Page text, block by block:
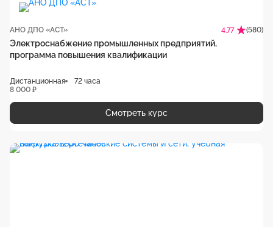
АНО ДПО «АСТ» 4.77 (580)
Электроснабжение промышленных предприятий,
программа повышения квалификации
Дистанционная
72 часа
8 000 ₽
Смотреть курс